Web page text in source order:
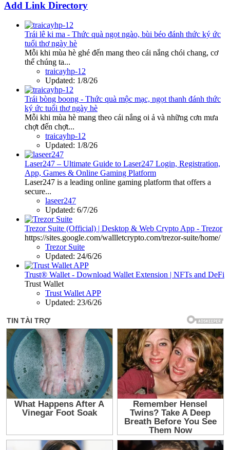
Add Link Directory
Trái lê ki ma - Thức quà ngọt ngào, bùi béo đánh thức ký ức
tuổi thơ ngày hè
Mỗi khi mùa hè ghé đến mang theo cái nắng chói chang, cơ
thể chúng ta...
traicayhp-12
Updated: 1/8/26
Trái bòng boong - Thức quà mộc mạc, ngọt thanh đánh thức
ký ức tuổi thơ ngày hè
Mỗi khi mùa hè mang theo cái nắng oi ả và những cơn mưa
chợt đến chợt...
traicayhp-12
Updated: 1/8/26
Laser247 – Ultimate Guide to Laser247 Login, Registration,
App, Games & Online Gaming Platform
Laser247 is a leading online gaming platform that offers a
secure...
laseer247
Updated: 6/7/26
Trezor Suite (Official) | Desktop & Web Crypto App - Trezor
https://sites.google.com/wallletcrypto.com/trezor-suite/home/
Trezor Suite
Updated: 24/6/26
Trust® Wallet - Download Wallet Extension | NFTs and DeFi
Trust Wallet
Trust Wallet APP
Updated: 23/6/26